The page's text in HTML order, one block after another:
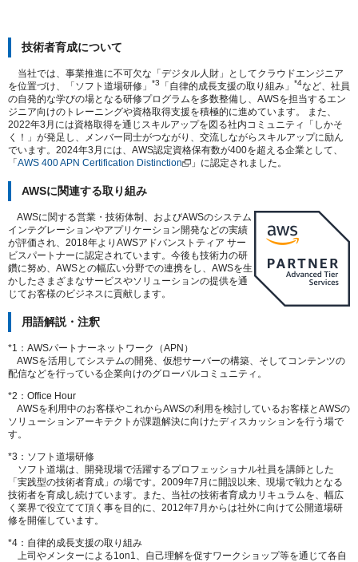
技術者育成について
当社では、事業推進に不可欠な「デジタル人財」としてクラウドエンジニア
を位置づけ、「ソフト道場研修」
*3 「自律的成長支援の取り組み」 *4など、社員
の自発的な学びの場となる研修プログラムを多数整備し、AWSを担当するエン
ジニア向けのトレーニングや資格取得支援を積極的に進めています。 また、
2022年3月には資格取得を通じスキルアップを図る社内コミュニティ「しかそ
く！」が発足し、メンバー同士がつながり、交流しながらスキルアップに励ん
でいます。2024年3月には、AWS認定資格保有数が400を超える企業として、
「AWS 400 APN Certification Distinction 」に認定されました。
AWSに関連する取り組み
AWSに関する営業・技術体制、およびAWSのシステム
インテグレーションやアプリケーション開発などの実績
が評価され、2018年よりAWSアドバンストティア サー
ビスパートナーに認定されています。今後も技術力の研
鑽に努め、AWSとの幅広い分野での連携をし、AWSを生
かしたさまざまなサービスやソリューションの提供を通
じてお客様のビジネスに貢献します。
用語解説・注釈
*1：AWSパートナーネットワーク（APN）
AWSを活用してシステムの開発、仮想サーバーの構築、そしてコンテンツの
配信などを行っている企業向けのグローバルコミュニティ。
*2：Office Hour
AWSを利用中のお客様やこれからAWSの利用を検討しているお客様とAWSの
ソリューションアーキテクトが課題解決に向けたディスカッションを行う場で
す。
*3：ソフト道場研修
ソフト道場は、開発現場で活躍するプロフェッショナル社員を講師とした
「実践型の技術者育成」の場です。2009年7月に開設以来、現場で戦力となる
技術者を育成し続けています。また、当社の技術者育成カリキュラムを、幅広
く業界で役立てて頂く事を目的に、2012年7月からは社外に向けて公開道場研
修を開催しています。
*4：自律的成長支援の取り組み
上司やメンターによる1on1、自己理解を促すワークショップ等を通じて各自